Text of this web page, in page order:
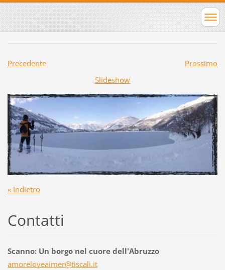
Precedente
Prossimo
Slideshow
« Indietro
Contatti
Scanno: Un borgo nel cuore dell'Abruzzo
amoreloveaimer@tiscali.it